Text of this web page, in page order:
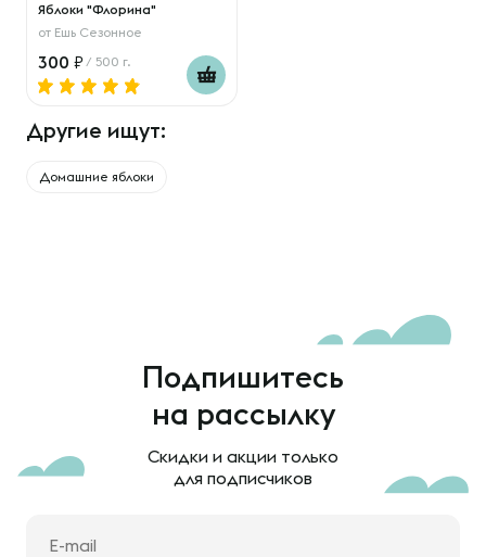
Яблоки "Флорина"
от Ешь Сезонное
300 / 500 г.
Другие ищут:
Домашние яблоки
Подпишитесь
на рассылку
Скидки и акции только
для подписчиков